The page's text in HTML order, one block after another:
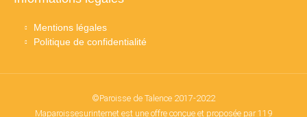
Mentions légales
Politique de confidentialité
©Paroisse de Talence 2017-2022
Maparoissesurinternet est une offre conçue et proposée par 119